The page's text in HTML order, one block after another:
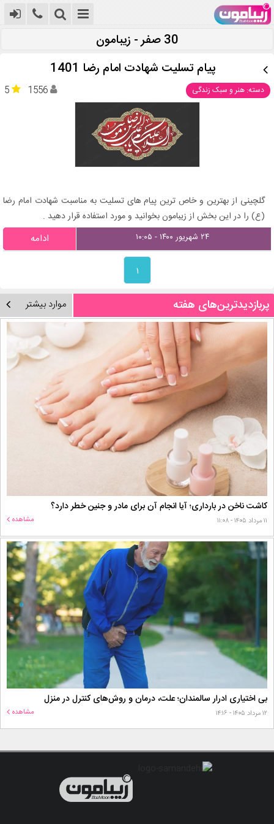
30 صفر - زیبامون
پیام تسلیت شهادت امام رضا 1401
دسته: هنر و سبک زندگی 5 1556
گلچینی از بهترین و خاص ترین پیام های تسلیت به مناسبت شهادت امام رضا
(ع) را در این بخش از زیبامون بخوانید و مورد استفاده قرار دهید .
۲۴ شهریور ۱۴۰۰ - ۱۰:۰۵ ادامه
۱
پربازدیدترین‌های هفته موارد بیشتر
کاشت ناخن در بارداری؛ آیا انجام آن برای مادر و جنین خطر دارد؟
۱۱ مرداد ۱۴۰۵ - ۱۱:۰۸ مشاهده
بی اختیاری ادرار سالمندان؛ علت، درمان و روش‌های کنترل در منزل
۱۲ مرداد ۱۴۰۵ - ۱۴:۱۶ مشاهده